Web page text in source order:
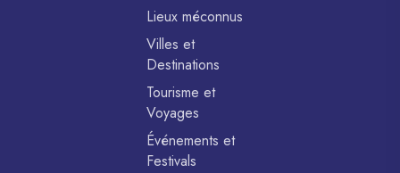
Lieux méconnus
Villes et
Destinations
Tourisme et
Voyages
Événements et
Festivals